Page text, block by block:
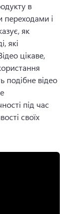
в
і
як
які
цікаве,
подібне відео
під час
своїх